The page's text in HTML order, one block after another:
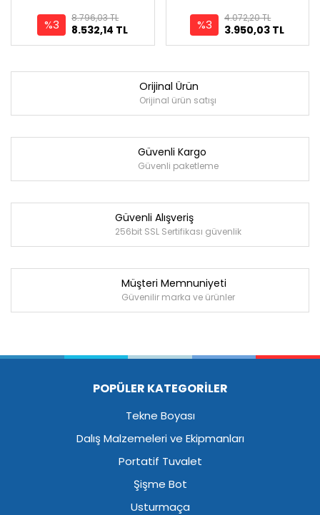
%3 8.532,14 TL
8.796,03 TL %3 3.950,03 TL
4.072,20 TL
Orijinal Ürün
Orijinal ürün satışı
Güvenli Kargo
Güvenli paketleme
Güvenli Alışveriş
256bit SSL Sertifikası güvenlik
Müşteri Memnuniyeti
Güvenilir marka ve ürünler
POPÜLER KATEGORİLER
Tekne Boyası
Dalış Malzemeleri ve Ekipmanları
Portatif Tuvalet
Şişme Bot
Usturmaça